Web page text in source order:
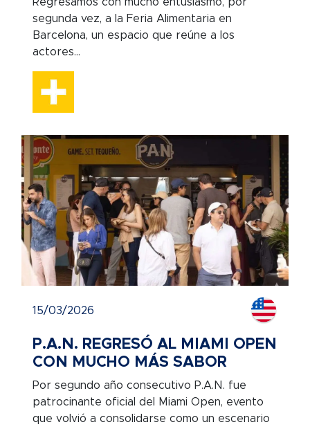
segunda vez, a la Feria Alimentaria en
Barcelona, un espacio que reúne a los
actores...
15/03/2026
P.A.N. REGRESÓ AL MIAMI OPEN
CON MUCHO MÁS SABOR
Por segundo año consecutivo P.A.N. fue
patrocinante oficial del Miami Open, evento
que volvió a consolidarse como un escenario